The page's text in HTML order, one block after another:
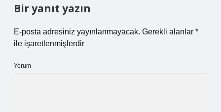
Bir yanıt yazın
E-posta adresiniz yayınlanmayacak. Gerekli alanlar *
ile işaretlenmişlerdir
Yorum